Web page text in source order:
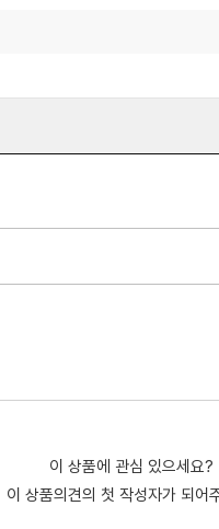
이 상품에 관심 있으세요?
이 상품의견의 첫 작성자가 되어